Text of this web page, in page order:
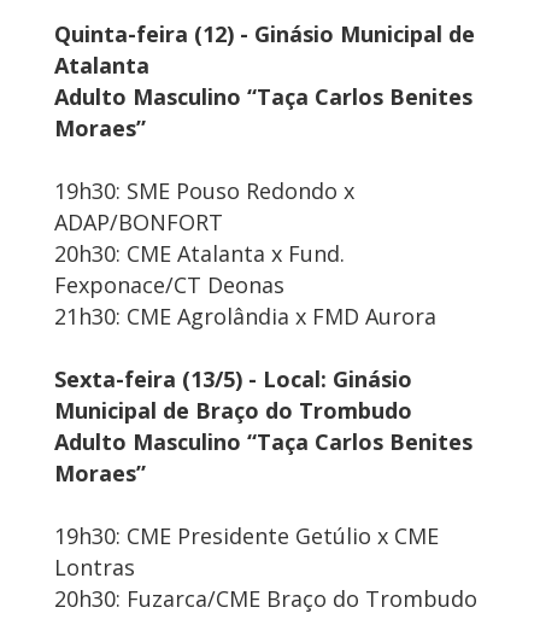
Quinta-feira (12) - Ginásio Municipal de
Atalanta
Adulto Masculino “Taça Carlos Benites
Moraes”
19h30: SME Pouso Redondo x
ADAP/BONFORT
20h30: CME Atalanta x Fund.
Fexponace/CT Deonas
21h30: CME Agrolândia x FMD Aurora
Sexta-feira (13/5) - Local: Ginásio
Municipal de Braço do Trombudo
Adulto Masculino “Taça Carlos Benites
Moraes”
19h30: CME Presidente Getúlio x CME
Lontras
20h30: Fuzarca/CME Braço do Trombudo